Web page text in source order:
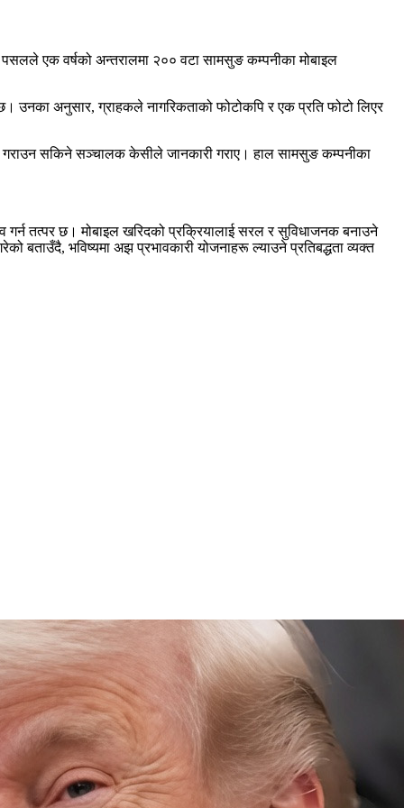
एक वर्षको अन्तरालमा २०० वटा सामसुङ कम्पनीका मोबाइल
उनका अनुसार, ग्राहकले नागरिकताकोफोटोकपिर एक प्रति फोटो लिएर
गराउन सकिने सञ्चालक केसीले जानकारी गराए। हाल सामसुङ कम्पनीका
गर्न तत्पर छ। मोबाइल खरिदको प्रक्रियालाई सरल र सुविधाजनक बनाउने
बताउँदै, भविष्यमा अझ प्रभावकारी योजनाहरू ल्याउने प्रतिबद्धता व्यक्त